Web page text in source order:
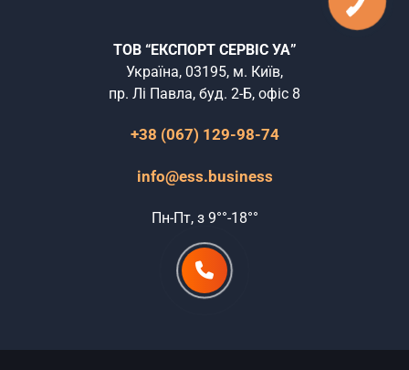
ТОВ “ЕКСПОРТ СЕРВІС УА”
Україна, 03195, м. Київ,
пр. Лі Павла, буд. 2-Б, офіс 8
+38 (067) 129-98-74
info@ess.business
Пн-Пт, з 9°°-18°°